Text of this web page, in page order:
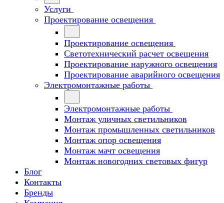
Услуги
Проектирование освещения
Проектирование освещения
Светотехнический расчет освещения
Проектирование наружного освещения
Проектирование аварийного освещения
Электромонтажные работы
Электромонтажные работы
Монтаж уличных светильников
Монтаж промышленных светильников
Монтаж опор освещения
Монтаж мачт освещения
Монтаж новогодних световых фигур
Блог
Контакты
Бренды